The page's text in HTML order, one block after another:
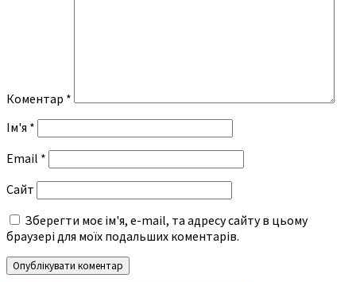
Коментар *
Ім'я *
Email *
Сайт
Зберегти моє ім'я, e-mail, та адресу сайту в цьому
браузері для моїх подальших коментарів.